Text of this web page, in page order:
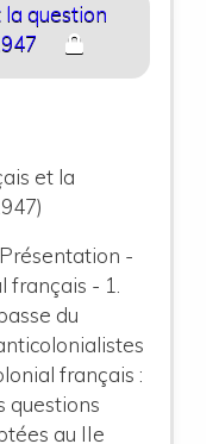
la question
et la
-
- 1.
du
français :
questions
au IIe